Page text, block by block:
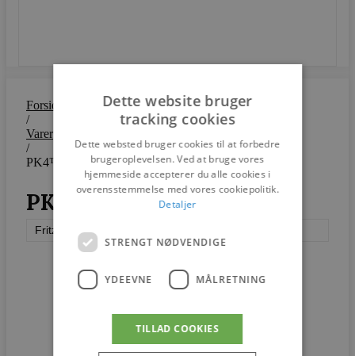
Forside
/
Varer
/
PK4™
PK4™
Fritz Hansen
Dette website bruger
tracking cookies
Dette websted bruger cookies til at forbedre
brugeroplevelsen. Ved at bruge vores
hjemmeside accepterer du alle cookies i
overensstemmelse med vores cookiepolitik.
Detaljer
STRENGT NØDVENDIGE
YDEEVNE MÅLRETNING
TILLAD COOKIES